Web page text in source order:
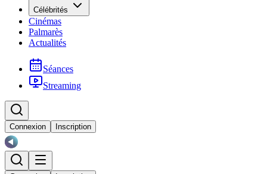
Célébrités
Cinémas
Palmarès
Actualités
Séances
Streaming
Connexion Inscription